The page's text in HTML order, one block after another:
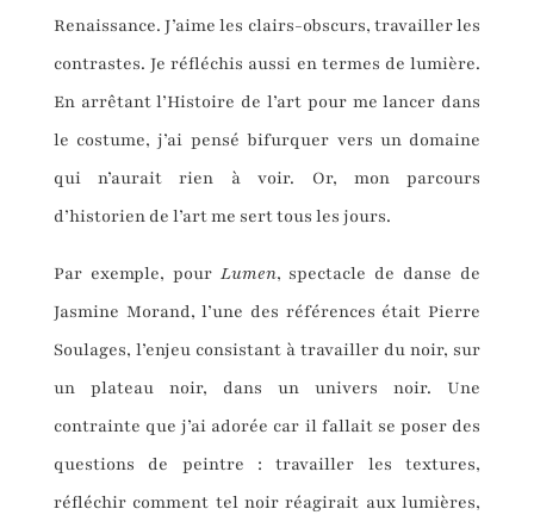
Renaissance. J’aime les clairs-obscurs, travailler les
contrastes. Je réfléchis aussi en termes de lumière.
En arrêtant l’Histoire de l’art pour me lancer dans
le costume, j’ai pensé bifurquer vers un domaine
qui n’aurait rien à voir. Or, mon parcours
d’historien de l’art me sert tous les jours.
Par exemple, pour Lumen, spectacle de danse de
Jasmine Morand, l’une des références était Pierre
Soulages, l’enjeu consistant à travailler du noir, sur
un plateau noir, dans un univers noir. Une
contrainte que j’ai adorée car il fallait se poser des
questions de peintre : travailler les textures,
réfléchir comment tel noir réagirait aux lumières,